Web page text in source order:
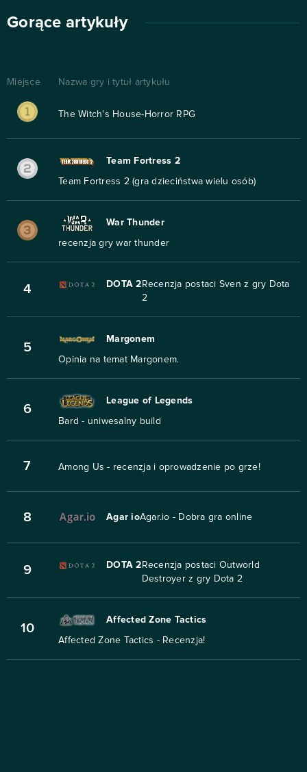
Gorące artykuły
Miejsce Nazwa gry i tytuł artykułu
The Witch's House-Horror RPG
Team Fortress 2
Team Fortress 2 (gra dzieciństwa wielu osób)
War Thunder
recenzja gry war thunder
4 DOTA 2 Recenzja postaci Sven z gry Dota
2
5
Margonem
Opinia na temat Margonem.
6
League of Legends
Bard - uniwesalny build
7 Among Us - recenzja i oprowadzenie po grze!
8 Agar ioAgar.io - Dobra gra online
9 DOTA 2 Recenzja postaci Outworld
Destroyer z gry Dota 2
10
Affected Zone Tactics
Affected Zone Tactics - Recenzja!